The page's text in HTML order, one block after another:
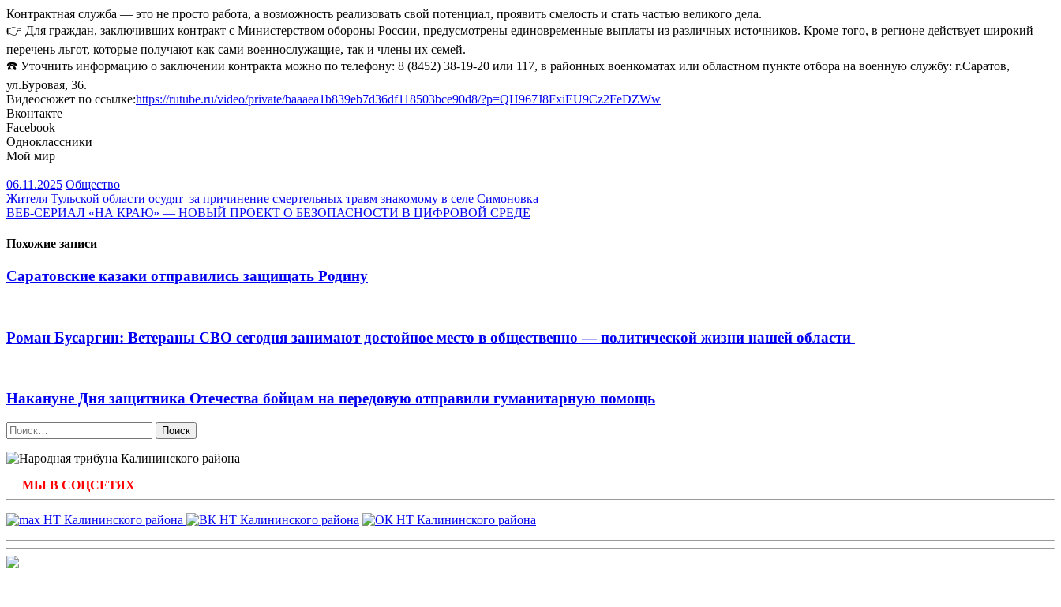
Контрактная служба — это не просто работа, а возможность реализовать свой потенциал, проявить смелость и стать частью великого дела.
👉 Для граждан, заключивших контракт с Министерством обороны России, предусмотрены единовременные выплаты из различных источников. Кроме того, в регионе действует широкий
перечень льгот, которые получают как сами военнослужащие, так и члены их семей.
☎️ Уточнить информацию о заключении контракта можно по телефону: 8 (8452) 38-19-20 или 117, в районных военкоматах или областном пункте отбора на военную службу: г.Саратов,
ул.Буровая, 36.
Видеосюжет по ссылке:https://rutube.ru/video/private/baaaea1b839eb7d36df118503bce90d8/?p=QH967J8FxiEU9Cz2FeDZWw
Вконтакте
Facebook
Одноклассники
Мой мир
06.11.2025 Общество
Навигация
по
записям
Жителя Тульской области осудят за причинение смертельных травм знакомому в селе Симоновка
ВЕБ-СЕРИАЛ «НА КРАЮ» — НОВЫЙ ПРОЕКТ О БЕЗОПАСНОСТИ В ЦИФРОВОЙ СРЕДЕ
Похожие записи
Саратовские казаки отправились защищать Родину
Роман Бусаргин: Ветераны СВО сегодня занимают достойное место в общественно — политической жизни нашей области
Накануне Дня защитника Отечества бойцам на передовую отправили гуманитарную помощь
Найти:
МЫ В СОЦСЕТЯХ